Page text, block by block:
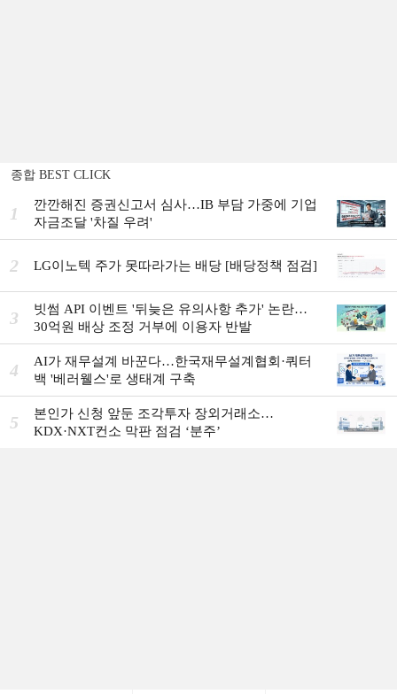
종합 BEST CLICK
1
깐깐해진 증권신고서 심사…IB 부담 가중에 기업
자금조달 '차질 우려'
2 LG이노텍 주가 못따라가는 배당 [배당정책 점검]
3
빗썸 API 이벤트 '뒤늦은 유의사항 추가' 논란…
30억원 배상 조정 거부에 이용자 반발
4
AI가 재무설계 바꾼다…한국재무설계협회·쿼터
백 '베러웰스'로 생태계 구축
5
본인가 신청 앞둔 조각투자 장외거래소…
KDX·NXT컨소 막판 점검 ‘분주’